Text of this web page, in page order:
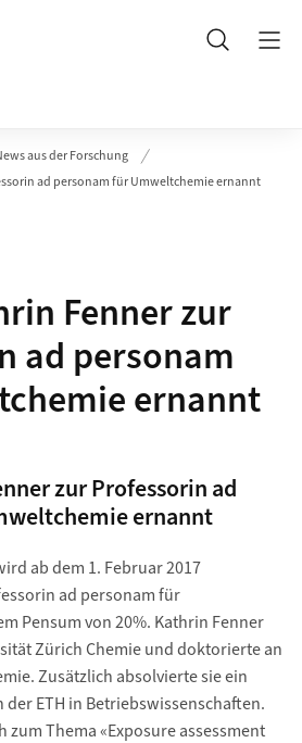
Suche
aus der Forschung
ad personam für Umweltchemie ernannt
Fenner zur
ad personam
ernannt
zur Professorin ad
ernannt
ab dem 1. Februar 2017
ad personam für
Pensum von 20%. Kathrin Fenner
Zürich Chemie und doktorierte an
Zusätzlich absolvierte sie ein
ETH in Betriebswissenschaften.
zum Thema «Exposure assessment